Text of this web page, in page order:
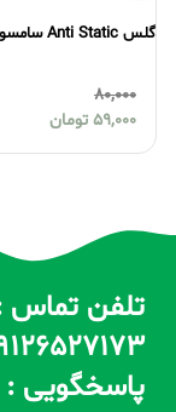
گلس Anti Static سامسونگ مدل A35 , A55
80,000
59,000 تومان
پاسخگویی : 10 الی 14 / 17 الی 22